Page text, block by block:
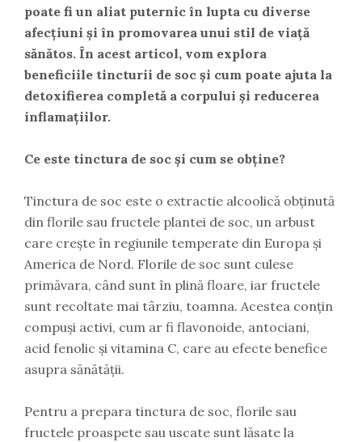
poate fi un aliat puternic în lupta cu diverse
afecțiuni și în promovarea unui stil de viață
sănătos. În acest articol, vom explora
beneficiile tincturii de soc și cum poate ajuta la
detoxifierea completă a corpului și reducerea
inflamațiilor.
Ce este tinctura de soc și cum se obține?
Tinctura de soc este o extractie alcoolică obținută
din florile sau fructele plantei de soc, un arbust
care crește în regiunile temperate din Europa și
America de Nord. Florile de soc sunt culese
primăvara, când sunt în plină floare, iar fructele
sunt recoltate mai târziu, toamna. Acestea conțin
compuși activi, cum ar fi flavonoide, antociani,
acid fenolic și vitamina C, care au efecte benefice
asupra sănătății.
Pentru a prepara tinctura de soc, florile sau
fructele proaspete sau uscate sunt lăsate la